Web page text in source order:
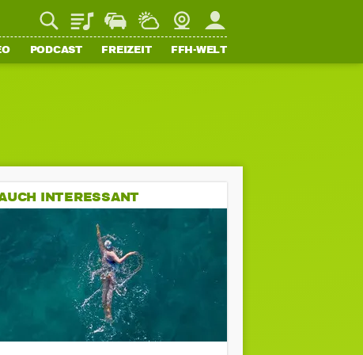
PlaylistStaupilotWetterWebcamMein FFH
PODCAST FREIZEIT FFH-WELT
INTERESSANT